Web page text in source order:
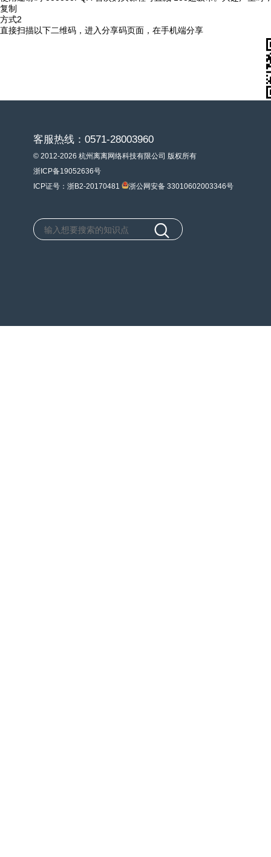
复制
方式2
直接扫描以下二维码，进入分享码页面，在手机端分享
客服热线：0571-28003960
© 2012-2026 杭州离离网络科技有限公司 版权所有
浙ICP备19052636号
ICP证号：浙B2-20170481
浙公网安备 33010602003346号